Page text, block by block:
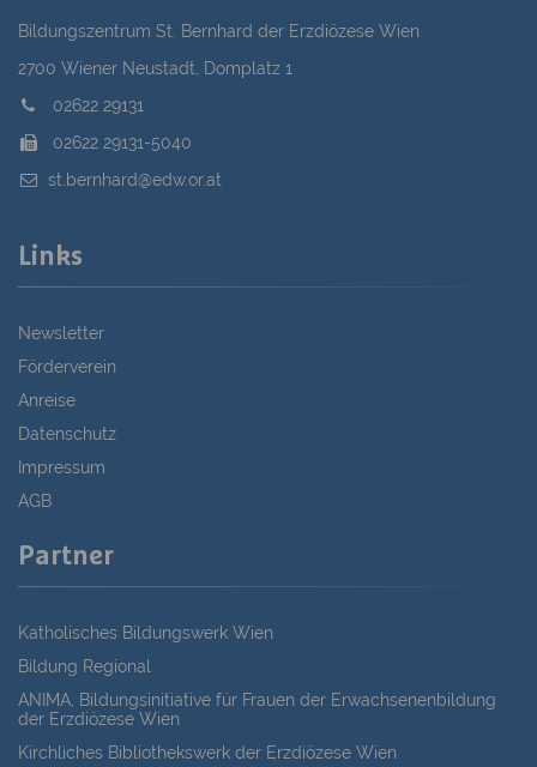
Bildungszentrum St. Bernhard der Erzdiözese Wien
2700 Wiener Neustadt, Domplatz 1
02622 29131
02622 29131-5040
st.bernhard@edw.or.at
Links
Newsletter
Förderverein
Anreise
Datenschutz
Impressum
AGB
Partner
Katholisches Bildungswerk Wien
Bildung Regional
ANIMA, Bildungsinitiative für Frauen der Erwachsenenbildung
der Erzdiözese Wien
Kirchliches Bibliothekswerk der Erzdiözese Wien